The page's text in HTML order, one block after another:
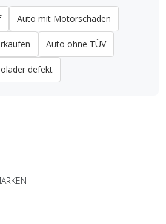
Auto mit Motorschaden
Auto ohne TÜV
defekt